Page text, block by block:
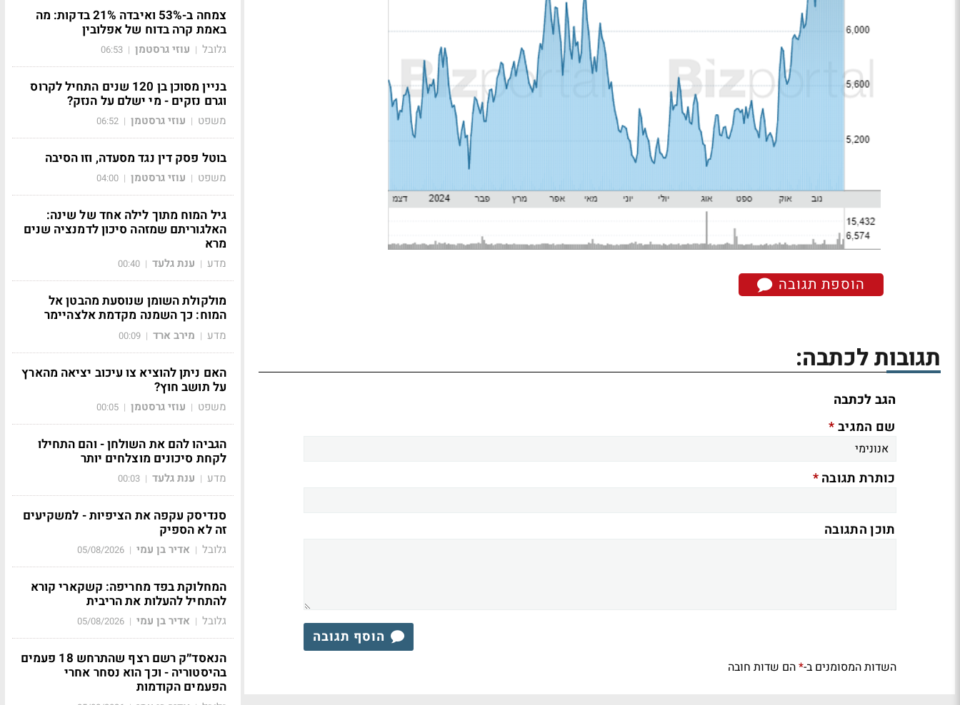
הוספת תגובה
תגובות לכתבה:
הגב לכתבה
שם המגיב*
כותרת תגובה*
תוכן התגובה
הוסף תגובה
השדות המסומנים ב-*הם שדות חובה
צמחה ב-53% ואיבדה 21% בדקות: מה
באמת קרה בדוח של אפלובין
גלובל | עוזי גרסטמן |
06:53
בניין מסוכן בן 120 שנים התחיל לקרוס
וגרם נזקים - מי ישלם על הנזק?
משפט | עוזי גרסטמן |
06:52
בוטל פסק דין נגד מסעדה, וזו הסיבה
משפט | עוזי גרסטמן |
04:00
גיל המוח מתוך לילה אחד של שינה:
האלגוריתם שמזהה סיכון לדמנציה שנים
מרא
מדע | ענת גלעד |
00:40
מולקולת השומן שנוסעת מהבטן אל
המוח: כך השמנה מקדמת אלצהיימר
מדע | מירב ארד |
00:09
האם ניתן להוציא צו עיכוב יציאה מהארץ
על תושב חוץ?
משפט | עוזי גרסטמן |
00:05
הגביהו להם את השולחן - והם התחילו
לקחת סיכונים מוצלחים יותר
מדע | ענת גלעד |
00:03
סנדיסק עקפה את הציפיות - למשקיעים
זה לא הספיק
גלובל | אדיר בן עמי |
05/08/2026
המחלוקת בפד מחריפה: קשקארי קורא
להתחיל להעלות את הריבית
גלובל | אדיר בן עמי |
05/08/2026
הנאסד״ק רשם רצף שהתרחש 18 פעמים
בהיסטוריה - וכך הוא נסחר אחרי
הפעמים הקודמות